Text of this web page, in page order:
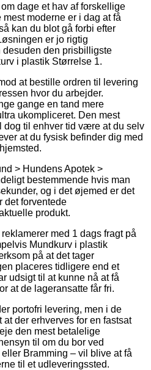
dage et hav af forskellige
moderne er i dag at få
kan du blot gå forbi efter
er jo rigtig
den prisbilligste
i plastik Størrelse 1.
at bestille ordren til levering
hvor du arbejder.
gange en tand mere
ukompliceret. Den mest
dog til enhver tid være at du selv
at du fysisk befinder dig med
> Hundens Apotek >
bestemmende hvis man
og i det øjemed er det
det forventede
produkt.
med 1 dags fragt på
Mundkurv i plastik
på at det tager
placeres tidligere end et
udsigt til at kunne nå at få
at de lageransatte får fri.
portofri levering, men i de
der erhverves for en fastsat
den mest betalelige
til om du bor ved
Bramming – vil blive at få
til et udleveringssted.